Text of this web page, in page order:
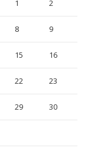
1 2
8 9
15 16
22 23
29 30